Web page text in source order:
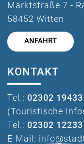
Marktstraße 7 -
58452 Witten
ANFAHRT
KONTAKT
Tel.: 02302 19433
(Touristische
Tel.: 02302 12233
E-Mail: